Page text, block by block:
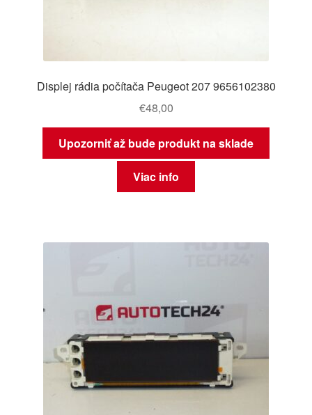
Displej rádia počítača Peugeot 207 9656102380
€48,00
Upozorniť až bude produkt na sklade
Viac info